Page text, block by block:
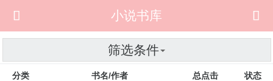
 
小说书库
筛选条件
分类 书名/作者 总点击 状态